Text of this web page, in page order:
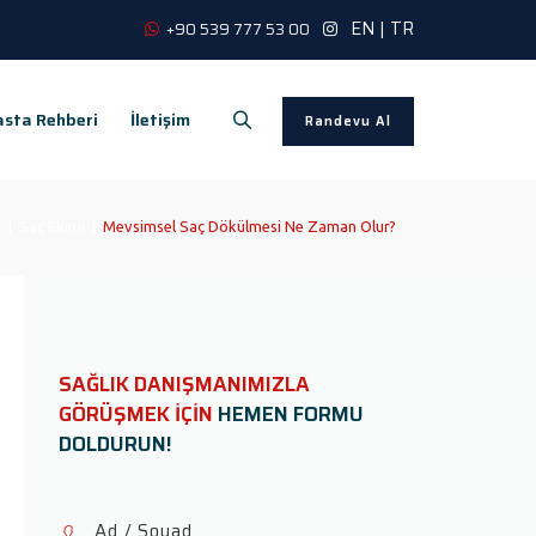
+90 539 777 53 00 EN | TR
Randevu Al
Rehberi İletişim
Mevsimsel Saç Dökülmesi Ne Zaman Olur?
SAĞLIK DANIŞMANIMIZLA
GÖRÜŞMEK İÇİN HEMEN FORMU
DOLDURUN!